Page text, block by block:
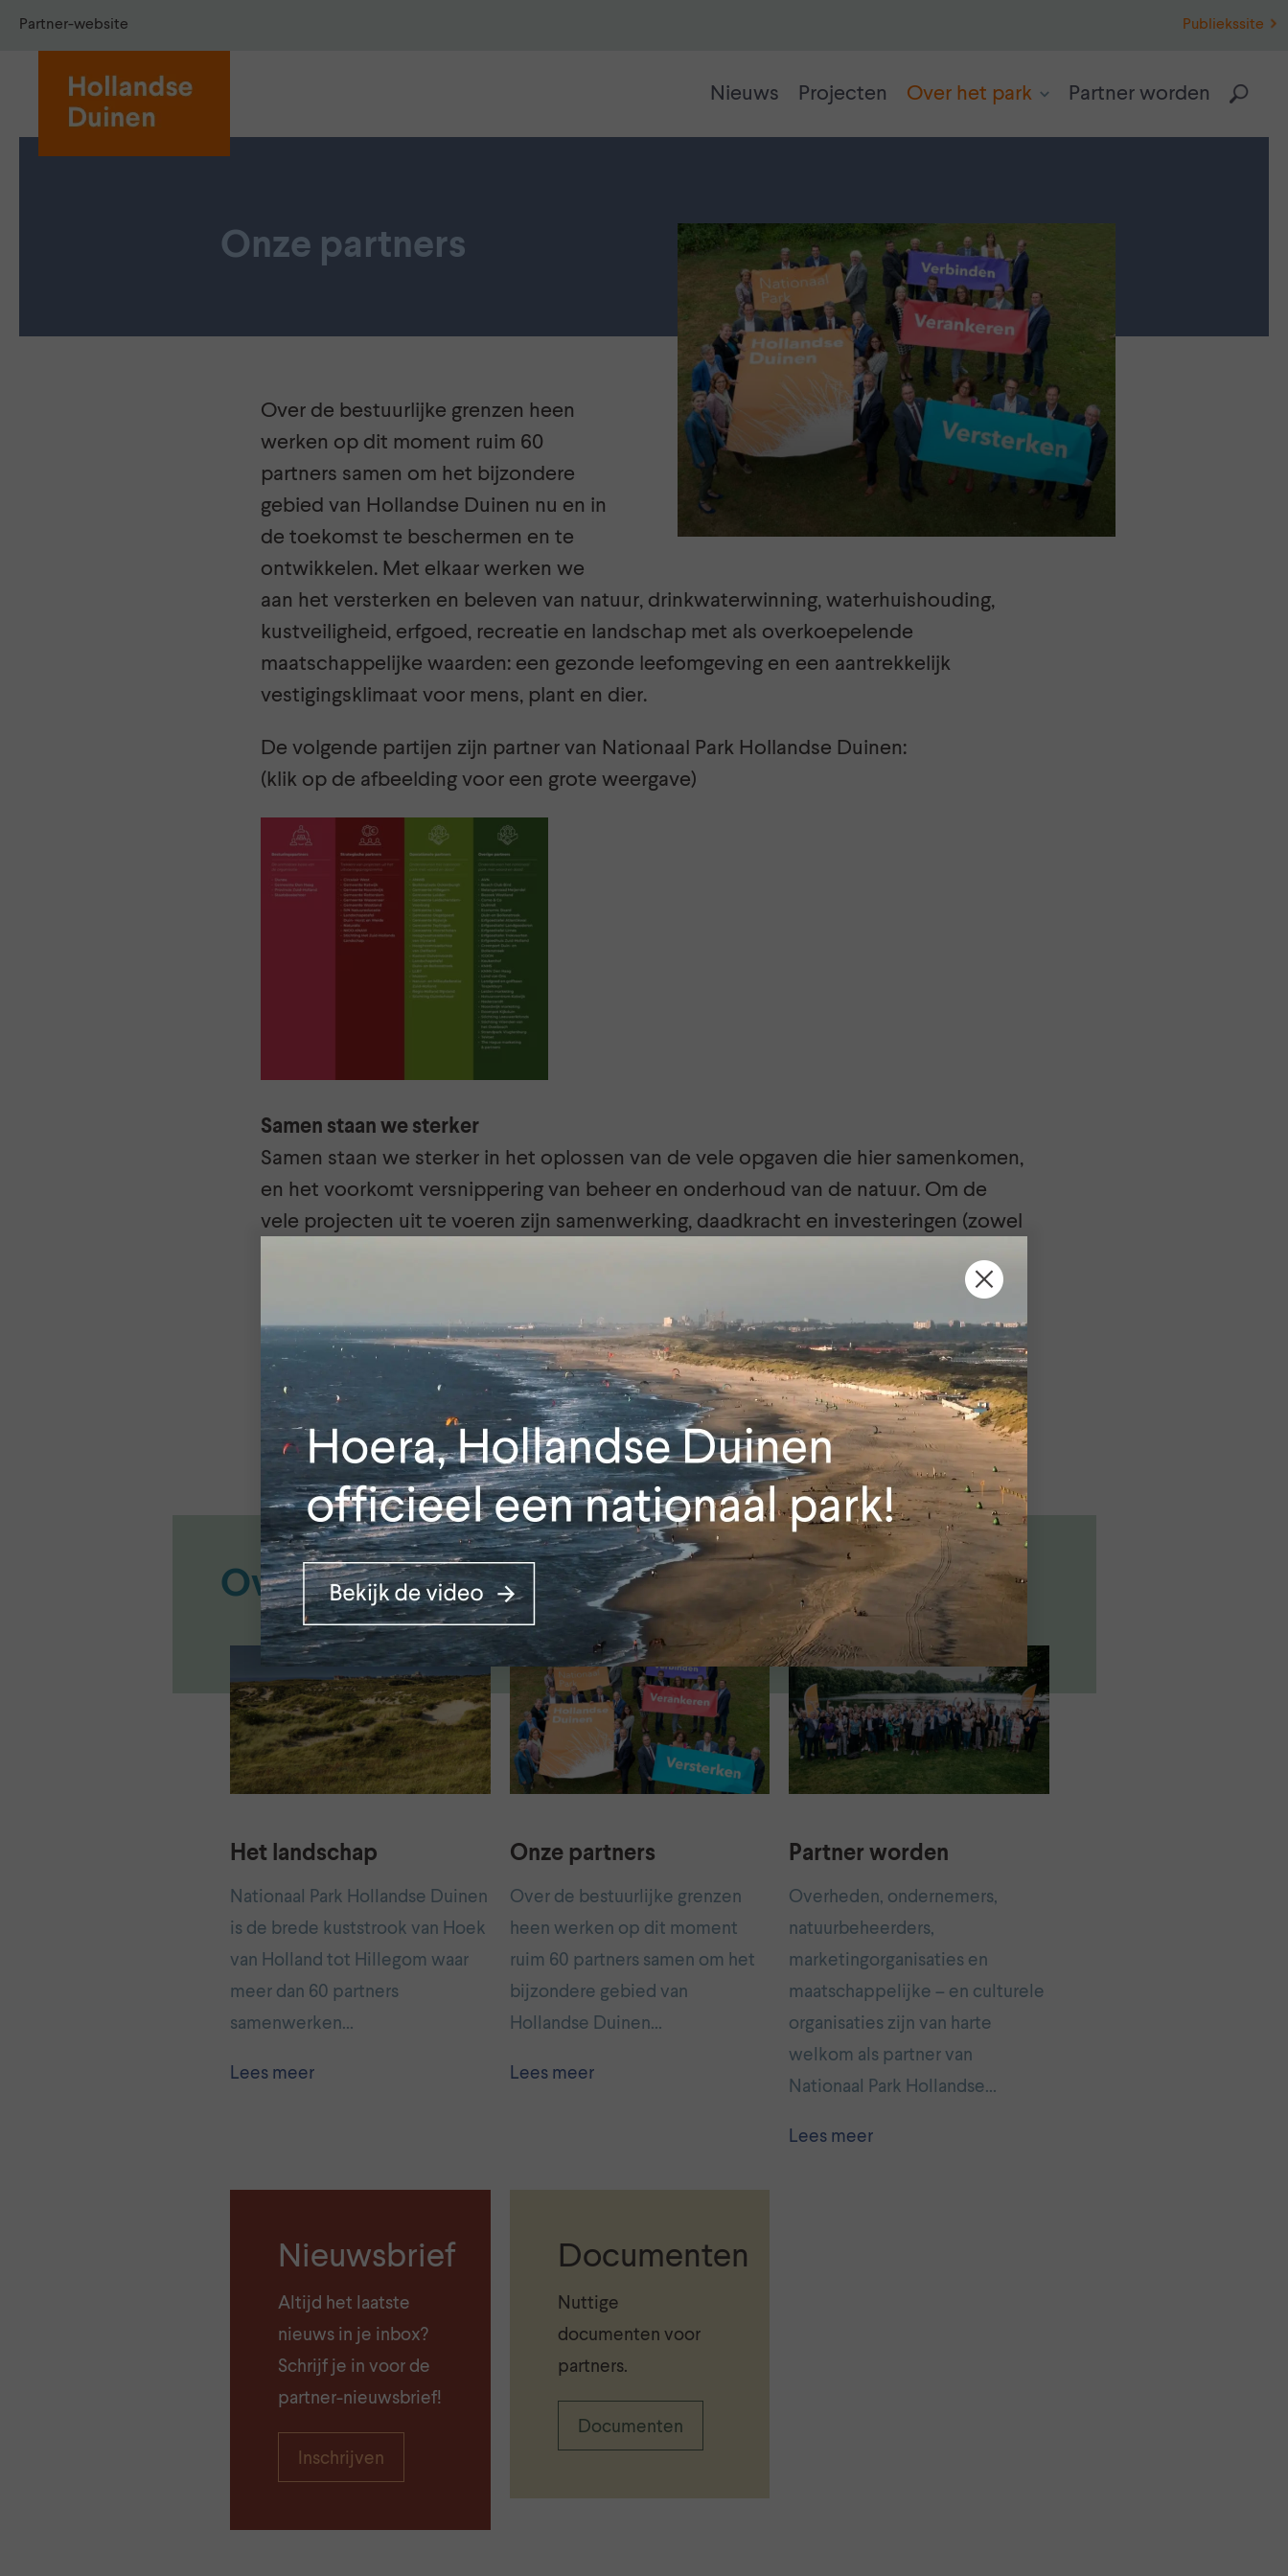
Partner-website Publiekssite
Nieuws Projecten Over het park Partner worden
Onze partners
Over de bestuurlijke grenzen heen
werken op dit moment ruim 60
partners samen om het bijzondere
gebied van Hollandse Duinen nu en in
de toekomst te beschermen en te
ontwikkelen. Met elkaar werken we
aan het versterken en beleven van natuur, drinkwaterwinning, waterhuishouding,
kustveiligheid, erfgoed, recreatie en landschap met als overkoepelende
maatschappelijke waarden: een gezonde leefomgeving en een aantrekkelijk
vestigingsklimaat voor mens, plant en dier.
De volgende partijen zijn partner van Nationaal Park Hollandse Duinen:
(klik op de afbeelding voor een grote weergave)
Samen staan we sterker
Samen staan we sterker in het oplossen van de vele opgaven die hier samenkomen,
en het voorkomt versnippering van beheer en onderhoud van de natuur. Om de
vele projecten uit te voeren zijn samenwerking, daadkracht en investeringen (zowel
Ook partner worden?
Klik
voor meer informatie.
Over het park
Het landschap
Nationaal Park Hollandse Duinen
is de brede kuststrook van Hoek
van Holland tot Hillegom waar
meer dan 60 partners
samenwerken…
Lees meer
Onze partners
Over de bestuurlijke grenzen
heen werken op dit moment
ruim 60 partners samen om het
bijzondere gebied van
Hollandse Duinen…
Lees meer
Partner worden
Overheden, ondernemers,
natuurbeheerders,
marketingorganisaties en
maatschappelijke – en culturele
organisaties zijn van harte
welkom als partner van
Nationaal Park Hollandse…
Lees meer
Nieuwsbrief
Altijd het laatste
nieuws in je inbox?
Schrijf je in voor de
partner-nieuwsbrief!
Inschrijven
Documenten
Nuttige
documenten voor
partners.
Documenten